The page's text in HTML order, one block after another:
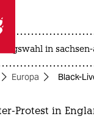
taz zahl ich
taz zahl ich
in
Europa Black-
Protest in